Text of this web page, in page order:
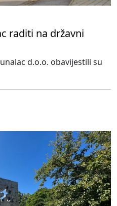
raditi na državni
d.o.o. obavijestili su